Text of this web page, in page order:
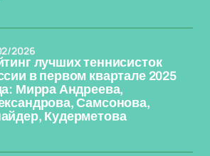
лучших теннисисток
в первом квартале 2025
Мирра Андреева,
Самсонова,
Кудерметова
2026